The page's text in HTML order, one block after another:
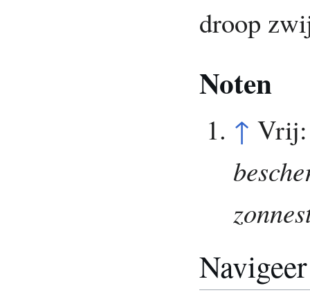
droop
Noten
↑
Navigeer